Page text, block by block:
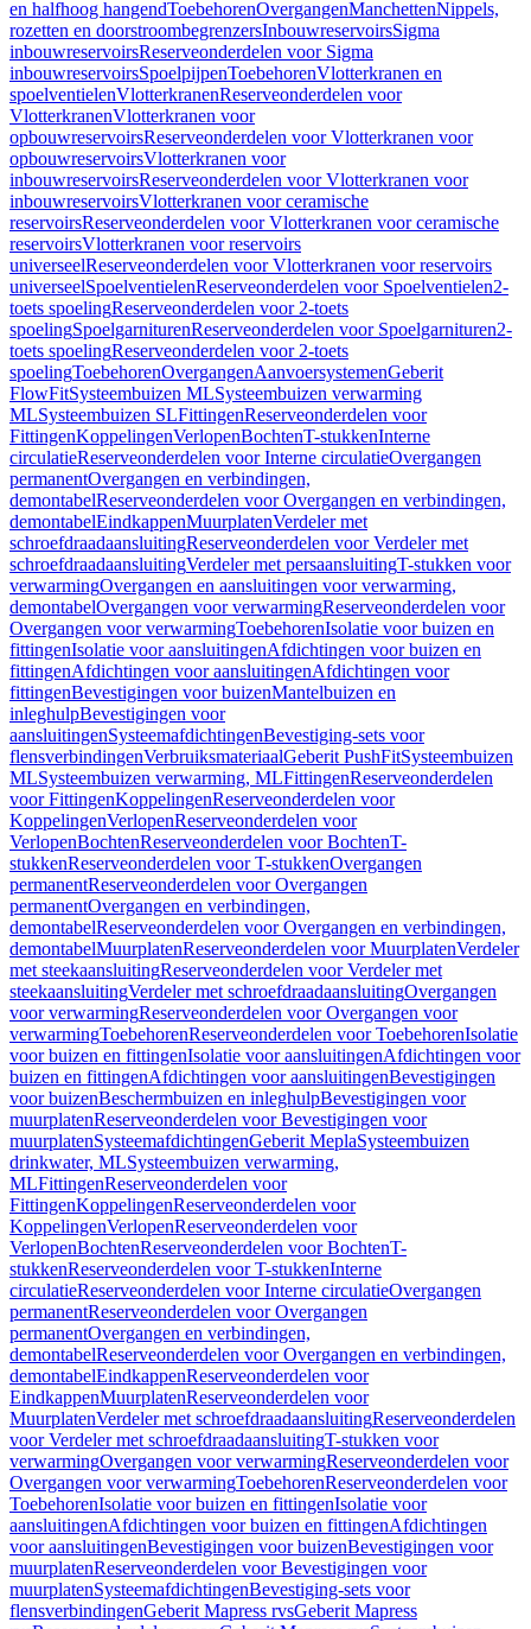
en halfhoog hangendToebehorenOvergangenManchettenNippels,
rozetten en doorstroombegrenzersInbouwreservoirsSigma
inbouwreservoirsReserveonderdelen voor Sigma
inbouwreservoirsSpoelpijpenToebehorenVlotterkranen en
spoelventielenVlotterkranenReserveonderdelen voor
VlotterkranenVlotterkranen voor
opbouwreservoirsReserveonderdelen voor Vlotterkranen voor
opbouwreservoirsVlotterkranen voor
inbouwreservoirsReserveonderdelen voor Vlotterkranen voor
inbouwreservoirsVlotterkranen voor ceramische
reservoirsReserveonderdelen voor Vlotterkranen voor ceramische
reservoirsVlotterkranen voor reservoirs
universeelReserveonderdelen voor Vlotterkranen voor reservoirs
universeelSpoelventielenReserveonderdelen voor Spoelventielen2-
toets spoelingReserveonderdelen voor 2-toets
spoelingSpoelgarniturenReserveonderdelen voor Spoelgarnituren2-
toets spoelingReserveonderdelen voor 2-toets
spoelingToebehorenOvergangenAanvoersystemenGeberit
FlowFitSysteembuizen MLSysteembuizen verwarming
MLSysteembuizen SLFittingenReserveonderdelen voor
FittingenKoppelingenVerlopenBochtenT-stukkenInterne
circulatieReserveonderdelen voor Interne circulatieOvergangen
permanentOvergangen en verbindingen,
demontabelReserveonderdelen voor Overgangen en verbindingen,
demontabelEindkappenMuurplatenVerdeler met
schroefdraadaansluitingReserveonderdelen voor Verdeler met
schroefdraadaansluitingVerdeler met persaansluitingT-stukken voor
verwarmingOvergangen en aansluitingen voor verwarming,
demontabelOvergangen voor verwarmingReserveonderdelen voor
Overgangen voor verwarmingToebehorenIsolatie voor buizen en
fittingenIsolatie voor aansluitingenAfdichtingen voor buizen en
fittingenAfdichtingen voor aansluitingenAfdichtingen voor
fittingenBevestigingen voor buizenMantelbuizen en
inleghulpBevestigingen voor
aansluitingenSysteemafdichtingenBevestiging-sets voor
flensverbindingenVerbruiksmateriaalGeberit PushFitSysteembuizen
MLSysteembuizen verwarming, MLFittingenReserveonderdelen
voor FittingenKoppelingenReserveonderdelen voor
KoppelingenVerlopenReserveonderdelen voor
VerlopenBochtenReserveonderdelen voor BochtenT-
stukkenReserveonderdelen voor T-stukkenOvergangen
permanentReserveonderdelen voor Overgangen
permanentOvergangen en verbindingen,
demontabelReserveonderdelen voor Overgangen en verbindingen,
demontabelMuurplatenReserveonderdelen voor MuurplatenVerdeler
met steekaansluitingReserveonderdelen voor Verdeler met
steekaansluitingVerdeler met schroefdraadaansluitingOvergangen
voor verwarmingReserveonderdelen voor Overgangen voor
verwarmingToebehorenReserveonderdelen voor ToebehorenIsolatie
voor buizen en fittingenIsolatie voor aansluitingenAfdichtingen voor
buizen en fittingenAfdichtingen voor aansluitingenBevestigingen
voor buizenBeschermbuizen en inleghulpBevestigingen voor
muurplatenReserveonderdelen voor Bevestigingen voor
muurplatenSysteemafdichtingenGeberit MeplaSysteembuizen
drinkwater, MLSysteembuizen verwarming,
MLFittingenReserveonderdelen voor
FittingenKoppelingenReserveonderdelen voor
KoppelingenVerlopenReserveonderdelen voor
VerlopenBochtenReserveonderdelen voor BochtenT-
stukkenReserveonderdelen voor T-stukkenInterne
circulatieReserveonderdelen voor Interne circulatieOvergangen
permanentReserveonderdelen voor Overgangen
permanentOvergangen en verbindingen,
demontabelReserveonderdelen voor Overgangen en verbindingen,
demontabelEindkappenReserveonderdelen voor
EindkappenMuurplatenReserveonderdelen voor
MuurplatenVerdeler met schroefdraadaansluitingReserveonderdelen
voor Verdeler met schroefdraadaansluitingT-stukken voor
verwarmingOvergangen voor verwarmingReserveonderdelen voor
Overgangen voor verwarmingToebehorenReserveonderdelen voor
ToebehorenIsolatie voor buizen en fittingenIsolatie voor
aansluitingenAfdichtingen voor buizen en fittingenAfdichtingen
voor aansluitingenBevestigingen voor buizenBevestigingen voor
muurplatenReserveonderdelen voor Bevestigingen voor
muurplatenSysteemafdichtingenBevestiging-sets voor
flensverbindingenGeberit Mapress rvsGeberit Mapress